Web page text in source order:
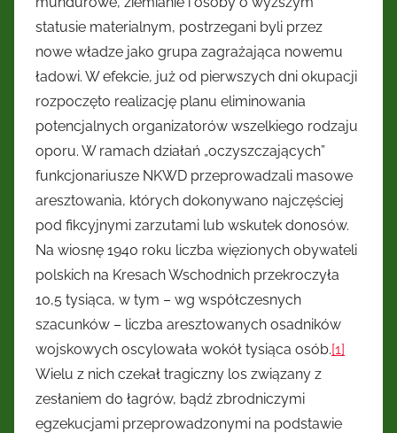
statusie materialnym, postrzegani byli przez
nowe władze jako grupa zagrażająca nowemu
ładowi. W efekcie, już od pierwszych dni okupacji
rozpoczęto realizację planu eliminowania
potencjalnych organizatorów wszelkiego rodzaju
oporu. W ramach działań „oczyszczających”
funkcjonariusze NKWD przeprowadzali masowe
aresztowania, których dokonywano najczęściej
pod fikcyjnymi zarzutami lub wskutek donosów.
Na wiosnę 1940 roku liczba więzionych obywateli
polskich na Kresach Wschodnich przekroczyła
10,5 tysiąca, w tym – wg współczesnych
szacunków – liczba aresztowanych osadników
wojskowych oscylowała wokół tysiąca osób.[1]
Wielu z nich czekał tragiczny los związany z
zesłaniem do łagrów, bądź zbrodniczymi
egzekucjami przeprowadzonymi na podstawie